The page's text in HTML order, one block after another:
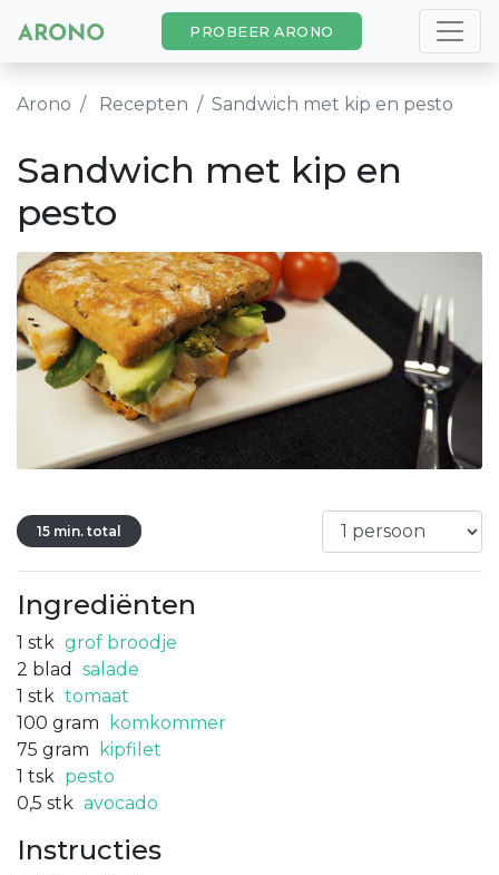
PROBEER ARONO
Arono Recepten Sandwich met kip en pesto
Sandwich met kip en
pesto
15 min. total
Ingrediënten
1 stk grof broodje
2 blad
salade
1 stk tomaat
100 gram
komkommer
75 gram
kipfilet
1 tsk pesto
0,5 stk avocado
Instructies